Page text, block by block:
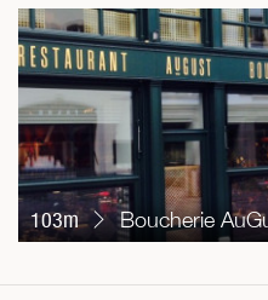
103m Boucherie